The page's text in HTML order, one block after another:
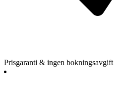
Prisgaranti & ingen bokningsavgift